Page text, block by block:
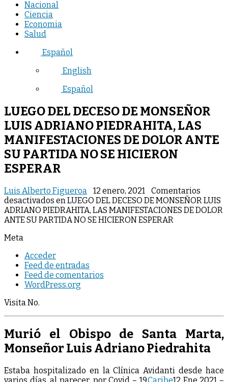
Nacional
Ciencia
Economia
Salud
Español
English
Español
LUEGO DEL DECESO DE MONSEÑOR
LUIS ADRIANO PIEDRAHITA, LAS
MANIFESTACIONES DE DOLOR ANTE
SU PARTIDA NO SE HICIERON
ESPERAR
Luis Alberto Figueroa 12 enero, 2021
Comentarios
desactivados en LUEGO DEL DECESO DE MONSEÑOR LUIS
ADRIANO PIEDRAHITA, LAS MANIFESTACIONES DE DOLOR
ANTE SU PARTIDA NO SE HICIERON ESPERAR
Meta
Acceder
Feed de entradas
Feed de comentarios
WordPress.org
Visita No.
Murió el Obispo de Santa Marta,
Monseñor Luis Adriano Piedrahita
Estaba hospitalizado en la Clínica Avidanti desde hace
varios días, al parecer, por Covid – 19.Caribe12 Ene 2021 –